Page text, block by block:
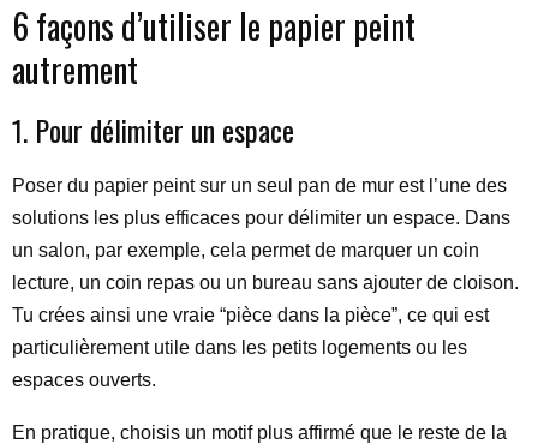
6 façons d’utiliser le papier peint
autrement
1. Pour délimiter un espace
Poser du papier peint sur un seul pan de mur est l’une des
solutions les plus efficaces pour délimiter un espace. Dans
un salon, par exemple, cela permet de marquer un coin
lecture, un coin repas ou un bureau sans ajouter de cloison.
Tu crées ainsi une vraie “pièce dans la pièce”, ce qui est
particulièrement utile dans les petits logements ou les
espaces ouverts.
En pratique, choisis un motif plus affirmé que le reste de la